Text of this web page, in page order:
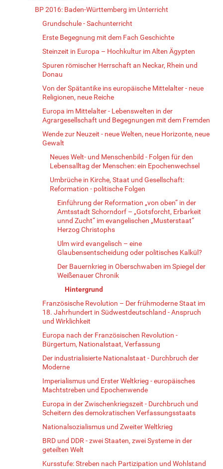
BP 2016: Baden-Württemberg im Unterricht
Grundschule - Sachunterricht
Erste Begegnung mit dem Fach Geschichte
Steinzeit in Europa – Hochkultur im Alten Ägypten
Spuren römischer Herrschaft an Neckar, Rhein und
Donau
Von der Spätantike ins europäische Mittelalter - neue
Religionen, neue Reiche
Europa im Mittelalter - Lebenswelten in der
Agrargesellschaft und Begegnungen mit dem Fremden
Wende zur Neuzeit - neue Welten, neue Horizonte, neue
Gewalt
Neues Welt- und Menschenbild - Folgen für den
Lebensalltag der Menschen: ein Epochenwechsel
Umbrüche in Kirche, Staat und Gesellschaft:
Reformation - politische Folgen
Einführung der Reformation „von oben“ in der
Amtsstadt Schorndorf – „Gotsforcht, Erbarkeit
unnd Zucht“ im evangelischen „Musterstaat“
Herzog Christophs
Ulm wird evangelisch – eine
Glaubensentscheidung oder politisches Kalkül?
Der Bauernkrieg in Oberschwaben im Spiegel der
Weißenauer Chronik
Hintergrund
Französische Revolution – Der frühmoderne Staat im
18. Jahrhundert in Südwestdeutschland - Anspruch
und Wirklichkeit
Europa nach der Französischen Revolution -
Bürgertum, Nationalstaat, Verfassung
Der industrialisierte Nationalstaat - Durchbruch der
Moderne
Imperialismus und Erster Weltkrieg - europäisches
Machtstreben und Epochenwende
Europa in der Zwischenkriegszeit - Durchbruch und
Scheitern des demokratischen Verfassungsstaats
Nationalsozialismus und Zweiter Weltkrieg
BRD und DDR - zwei Staaten, zwei Systeme in der
geteilten Welt
Kursstufe: Streben nach Partizipation und Wohlstand